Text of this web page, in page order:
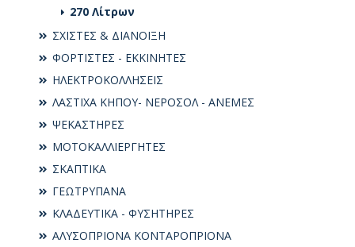
270 Λίτρων
ΣΧΙΣΤΕΣ & ΔΙΑΝΟΙΞΗ
ΦΟΡΤΙΣΤΕΣ - ΕΚΚΙΝΗΤΕΣ
ΗΛΕΚΤΡΟΚΟΛΛΗΣΕΙΣ
ΛΑΣΤΙΧΑ ΚΗΠΟΥ- ΝΕΡΟΣΟΛ - ΑΝΕΜΕΣ
ΨΕΚΑΣΤΗΡΕΣ
ΜΟΤΟΚΑΛΛΙΕΡΓΗΤΕΣ
ΣΚΑΠΤΙΚΑ
ΓΕΩΤΡΥΠΑΝΑ
ΚΛΑΔΕΥΤΙΚΑ - ΦΥΣΗΤΗΡΕΣ
ΑΛΥΣΟΠΡΙΟΝΑ ΚΟΝΤΑΡΟΠΡΙΟΝΑ